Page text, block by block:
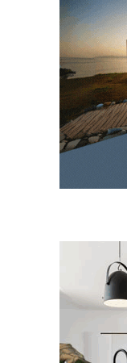
Για να
τις
Email
Γράψτε
Ευχαριστώ,